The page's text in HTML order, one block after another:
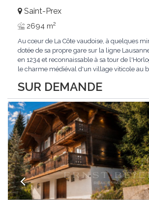
SUR DEMANDE
Saint-Prex
2694 m2
Au cœur de La Côte vaudoise, à quelques
dotée de sa propre gare sur la ligne
en 1234 et reconnaissable à sa tour de
le charme médiéval d'un village viticole au
immédiate des villes. Dans cet
propriété...